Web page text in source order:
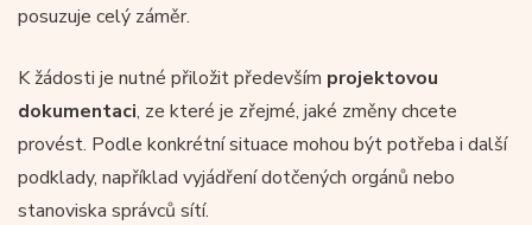
posuzuje celý záměr.
K žádosti je nutné přiložit především projektovou
dokumentaci, ze které je zřejmé, jaké změny chcete
provést. Podle konkrétní situace mohou být potřeba i další
podklady, například vyjádření dotčených orgánů nebo
stanoviska správců sítí.